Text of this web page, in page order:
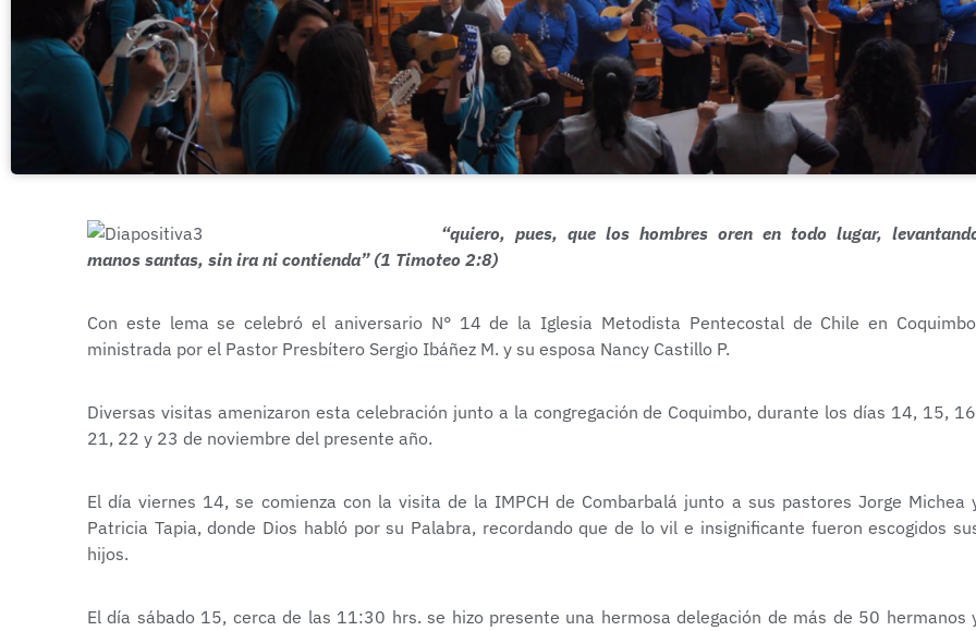
“quiero, pues, que los hombres oren en todo lugar,
manos santas, sin ira ni contienda” (1 Timoteo 2:8)
Con este lema se celebró el aniversario N° 14 de la Iglesia Metodista Pentecostal de Chile en
ministrada por el Pastor Presbítero Sergio Ibáñez M. y su esposa Nancy Castillo P.
Diversas visitas amenizaron esta celebración junto a la congregación de Coquimbo, durante los días 14, 15,
21, 22 y 23 de noviembre del presente año.
El día viernes 14, se comienza con la visita de la IMPCH de Combarbalá junto a sus pastores Jorge Michea
Patricia Tapia, donde Dios habló por su Palabra, recordando que de lo vil e insignificante fueron escogidos
hijos.
El día sábado 15, cerca de las 11:30 hrs. se hizo presente una hermosa delegación de más de 50 hermanos